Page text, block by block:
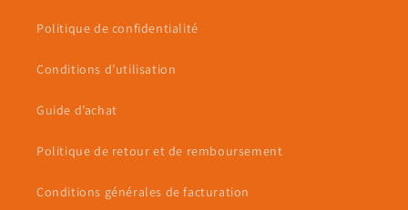
Politique de confidentialité
Conditions d’utilisation
Guide d’achat
Politique de retour et de remboursement
Conditions générales de facturation